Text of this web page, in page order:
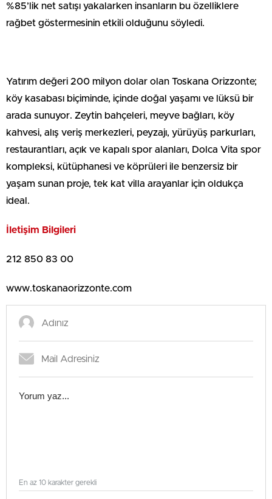
%85’lik net satışı yakalarken insanların bu özelliklere
rağbet göstermesinin etkili olduğunu söyledi.
Yatırım değeri 200 milyon dolar olan Toskana Orizzonte;
köy kasabası biçiminde, içinde doğal yaşamı ve lüksü bir
arada sunuyor. Zeytin bahçeleri, meyve bağları, köy
kahvesi, alış veriş merkezleri, peyzajı, yürüyüş parkurları,
restaurantları, açık ve kapalı spor alanları, Dolca Vita spor
kompleksi, kütüphanesi ve köprüleri ile benzersiz bir
yaşam sunan proje, tek kat villa arayanlar için oldukça
ideal.
İletişim Bilgileri
212 850 83 00
www.toskanaorizzonte.com
En az 10 karakter gerekli